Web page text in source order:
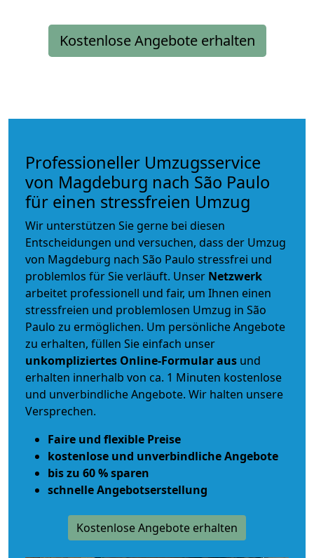
Kostenlose Angebote erhalten
Professioneller Umzugsservice
von Magdeburg nach São Paulo
für einen stressfreien Umzug
Wir unterstützen Sie gerne bei diesen
Entscheidungen und versuchen, dass der Umzug
von Magdeburg nach São Paulo stressfrei und
problemlos für Sie verläuft. Unser Netzwerk
arbeitet professionell und fair, um Ihnen einen
stressfreien und problemlosen Umzug in São
Paulo zu ermöglichen. Um persönliche Angebote
zu erhalten, füllen Sie einfach unser
unkompliziertes Online-Formular aus und
erhalten innerhalb von ca. 1 Minuten kostenlose
und unverbindliche Angebote. Wir halten unsere
Versprechen.
Faire und flexible Preise
kostenlose und unverbindliche Angebote
bis zu 60 % sparen
schnelle Angebotserstellung
Kostenlose Angebote erhalten